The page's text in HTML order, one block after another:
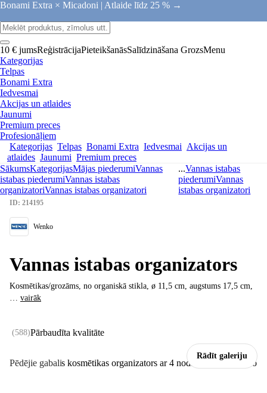
Bonami Extra × Micadoni | Atlaide līdz 25 % →
10 € jumsReģistrācijaPieteikšanāsSalīdzināšana GrozsMenu
Kategorijas
Telpas
Bonami Extra
Iedvesmai
Akcijas un atlaides
Jaunumi
Premium preces
Profesionāļiem
Kategorijas Telpas Bonami Extra Iedvesmai Akcijas un
atlaides Jaunumi Premium preces
SākumsKategorijasMājas piederumiVannas
istabas piederumiVannas istabas
organizatoriVannas istabas organizatori
...Vannas istabas
piederumiVannas
istabas organizatori
Rādīt galeriju
Pēdējie gabali
ID: 214195
Wenko
Vannas istabas organizators
Kosmētikas/grozāms, no organiskā stikla, ø 11,5 cm, augstums 17,5 cm,
… vairāk
(588)Pārbaudīta kvalitāte